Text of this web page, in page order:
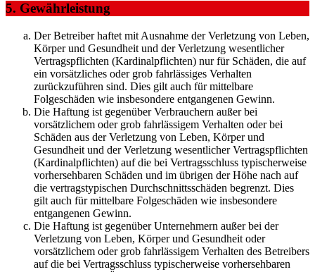
5. Gewährleistung
Der Betreiber haftet mit Ausnahme der Verletzung von Leben,
Körper und Gesundheit und der Verletzung wesentlicher
Vertragspflichten (Kardinalpflichten) nur für Schäden, die auf
ein vorsätzliches oder grob fahrlässiges Verhalten
zurückzuführen sind. Dies gilt auch für mittelbare
Folgeschäden wie insbesondere entgangenen Gewinn.
Die Haftung ist gegenüber Verbrauchern außer bei
vorsätzlichem oder grob fahrlässigem Verhalten oder bei
Schäden aus der Verletzung von Leben, Körper und
Gesundheit und der Verletzung wesentlicher Vertragspflichten
(Kardinalpflichten) auf die bei Vertragsschluss typischerweise
vorhersehbaren Schäden und im übrigen der Höhe nach auf
die vertragstypischen Durchschnittsschäden begrenzt. Dies
gilt auch für mittelbare Folgeschäden wie insbesondere
entgangenen Gewinn.
Die Haftung ist gegenüber Unternehmern außer bei der
Verletzung von Leben, Körper und Gesundheit oder
vorsätzlichem oder grob fahrlässigem Verhalten des Betreibers
auf die bei Vertragsschluss typischerweise vorhersehbaren